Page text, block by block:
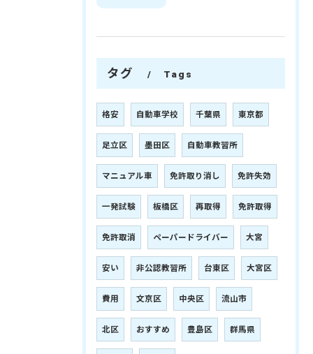
タグ Tags
格安 自動車学校 千葉県 東京都
足立区 墨田区 自動車教習所
マニュアル車 免許取り消し 免許失効
一発試験 板橋区 再取得 免許取得
免許取消 ペーパードライバー 大宮
安い 非公認教習所 台東区 大宮区
費用 文京区 中央区 流山市
北区 おすすめ 豊島区 群馬県